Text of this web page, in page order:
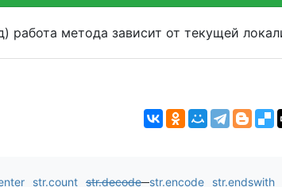
метода зависит от текущей
str.count str.decode str.encode str.endswith